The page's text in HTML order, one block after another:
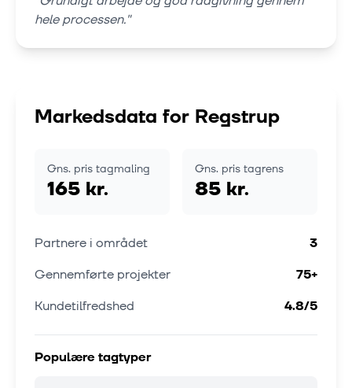
hele processen."
Markedsdata for Regstrup
Gns. pris tagmaling
165 kr.
Gns. pris tagrens
85 kr.
Partnere i området
3
Gennemførte projekter
75+
Kundetilfredshed
4.8/5
Populære tagtyper